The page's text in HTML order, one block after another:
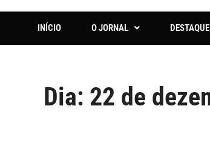
INÍCIO O JORNAL
Dia: 22 de